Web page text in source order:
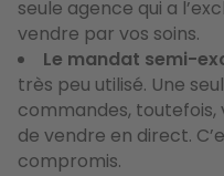
seule agence qui a
vendre par vos soins.
Le mandat semi-
très peu utilisé. Une
commandes, toutefois,
de vendre en direct.
compromis.